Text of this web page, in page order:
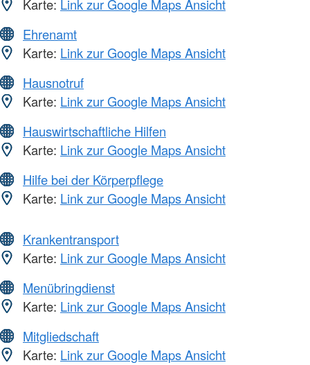
Karte: Link zur Google Maps Ansicht
Ehrenamt
Karte: Link zur Google Maps Ansicht
Hausnotruf
Karte: Link zur Google Maps Ansicht
Hauswirtschaftliche Hilfen
Karte: Link zur Google Maps Ansicht
Hilfe bei der Körperpflege
Karte: Link zur Google Maps Ansicht
Krankentransport
Karte: Link zur Google Maps Ansicht
Menübringdienst
Karte: Link zur Google Maps Ansicht
Mitgliedschaft
Karte: Link zur Google Maps Ansicht